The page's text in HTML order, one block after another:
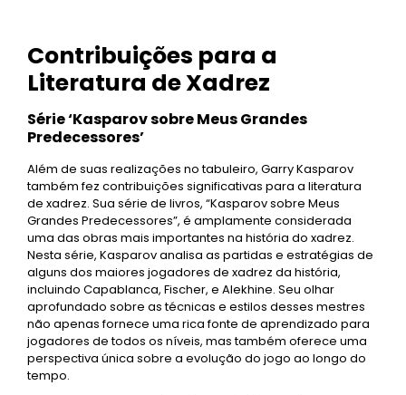
Contribuições para a
Literatura de Xadrez
Série ‘Kasparov sobre Meus Grandes
Predecessores’
Além de suas realizações no tabuleiro, Garry Kasparov
também fez contribuições significativas para a literatura
de xadrez. Sua série de livros, “Kasparov sobre Meus
Grandes Predecessores”, é amplamente considerada
uma das obras mais importantes na história do xadrez.
Nesta série, Kasparov analisa as partidas e estratégias de
alguns dos maiores jogadores de xadrez da história,
incluindo Capablanca, Fischer, e Alekhine. Seu olhar
aprofundado sobre as técnicas e estilos desses mestres
não apenas fornece uma rica fonte de aprendizado para
jogadores de todos os níveis, mas também oferece uma
perspectiva única sobre a evolução do jogo ao longo do
tempo.